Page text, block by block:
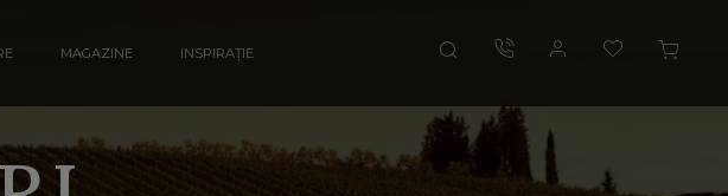
MAGAZINE INSPIRAȚIE